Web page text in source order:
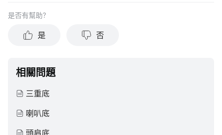
結果。投資涉及風險和損失本金的可能性。moomoo對上述內
任何陳述或保證。
是否有幫助？
是 否
相關問題
三重底
喇叭底
頭肩底